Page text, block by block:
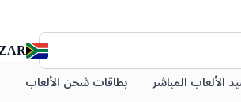
الألعاب المباشر بطاقات شحن الألعاب